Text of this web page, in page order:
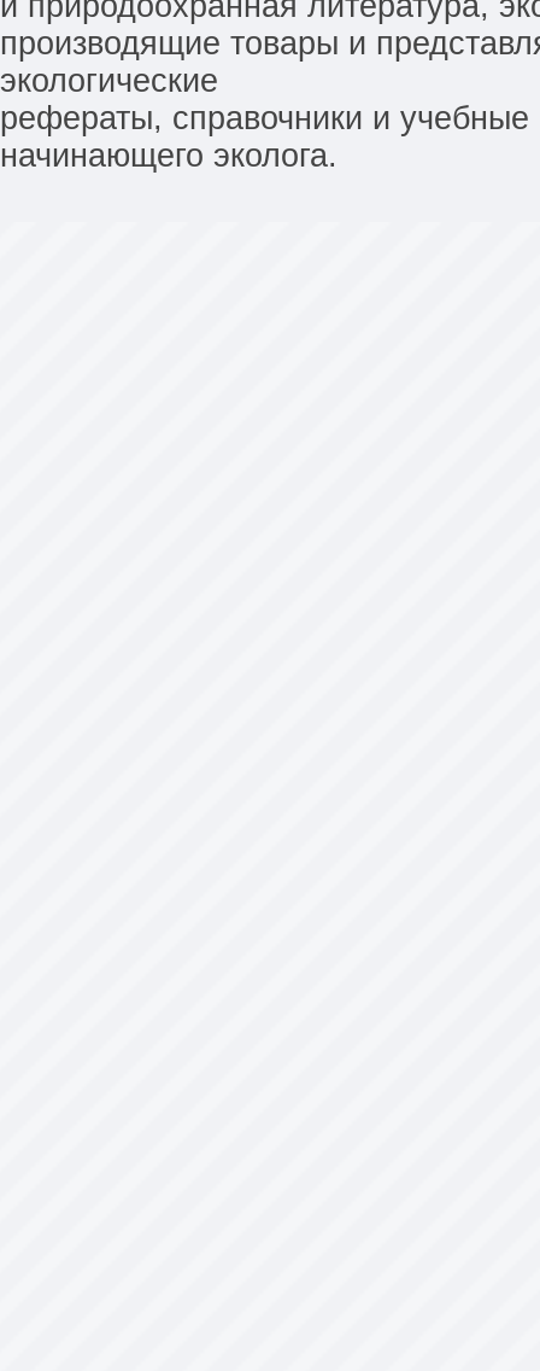
производящие товары и
экологические
рефераты, справочники и
начинающего эколога.